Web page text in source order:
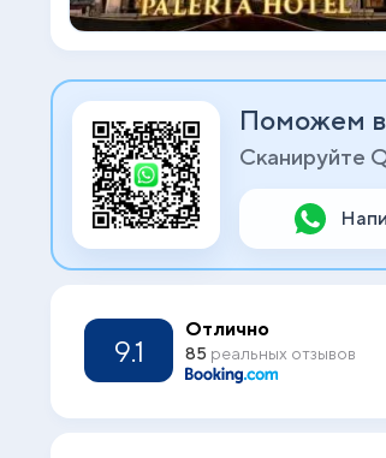
Поможем
Сканируйте
9.1
Отлично
85 реальных отзывов